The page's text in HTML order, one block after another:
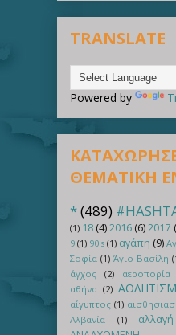
TRANSLATE
Powered by
ΘΕΜΑΤΙΚΗ
*(489)
(1) 18 (4)2016 (6) 2017
9 (1) 90's (1) αγάπη (9)
Σοφία (1) Άγιο Βασίλη
άγχος
(2)
αεροπορία
αθήνα (2)
αίγυπτος (1)
Αλβανία
(1)
αλλαγή